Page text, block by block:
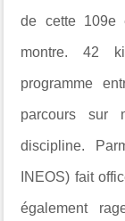
de cette
montre. 42
programme
parcours sur
discipline.
INEOS) fait
également